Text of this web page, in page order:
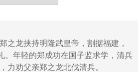
之龙挟持明隆武皇帝，割据福建，
。年轻的郑成功在国子监求学，清兵
力劝父亲郑之龙北伐清兵。